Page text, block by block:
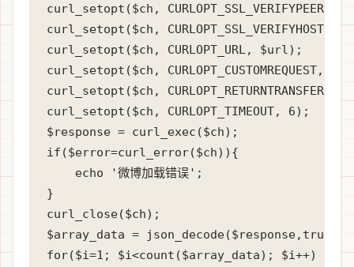
curl_setopt($ch, CURLOPT_SSL_VERIFYPEER,
curl_setopt($ch, CURLOPT_SSL_VERIFYHOST,
curl_setopt($ch, CURLOPT_URL, $url);
curl_setopt($ch, CURLOPT_CUSTOMREQUEST,
curl_setopt($ch, CURLOPT_RETURNTRANSFER,
curl_setopt($ch, CURLOPT_TIMEOUT, 6);
$response = curl_exec($ch);
if($error=curl_error($ch)){
    echo '微博加载错误';
}
curl_close($ch);
$array_data =
for($i=1; $i<count($array_data); $i++)